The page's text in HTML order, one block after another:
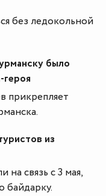
без ледокольной
было
героя
прикрепляет
из
связь с 3 мая,
байдарку.